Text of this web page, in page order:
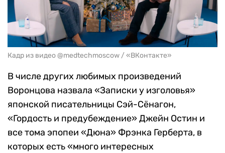
Кадр из видео @medtechmoscow / «ВКонтакте»
В числе других любимых произведений
Воронцова назвала «Записки у изголовья»
японской писательницы Сэй-Сёнагон,
«Гордость и предубеждение» Джейн Остин и
все тома эпопеи «Дюна» Фрэнка Герберта, в
которых есть «много интересных